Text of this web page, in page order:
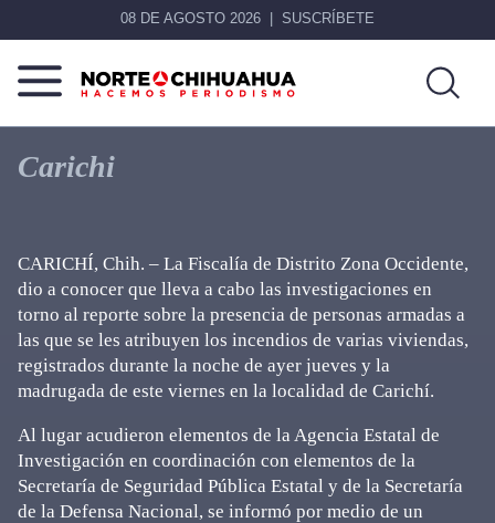
08 DE AGOSTO 2026 SUSCRÍBETE
Norte
De
Chihuahua
Más
que
noticias,
Carichi
CARICHÍ, Chih. – La Fiscalía de Distrito Zona Occidente,
dio a conocer que lleva a cabo las investigaciones en
torno al reporte sobre la presencia de personas armadas a
las que se les atribuyen los incendios de varias viviendas,
registrados durante la noche de ayer jueves y la
madrugada de este viernes en la localidad de Carichí.
Al lugar acudieron elementos de la Agencia Estatal de
Investigación en coordinación con elementos de la
Secretaría de Seguridad Pública Estatal y de la Secretaría
de la Defensa Nacional, se informó por medio de un